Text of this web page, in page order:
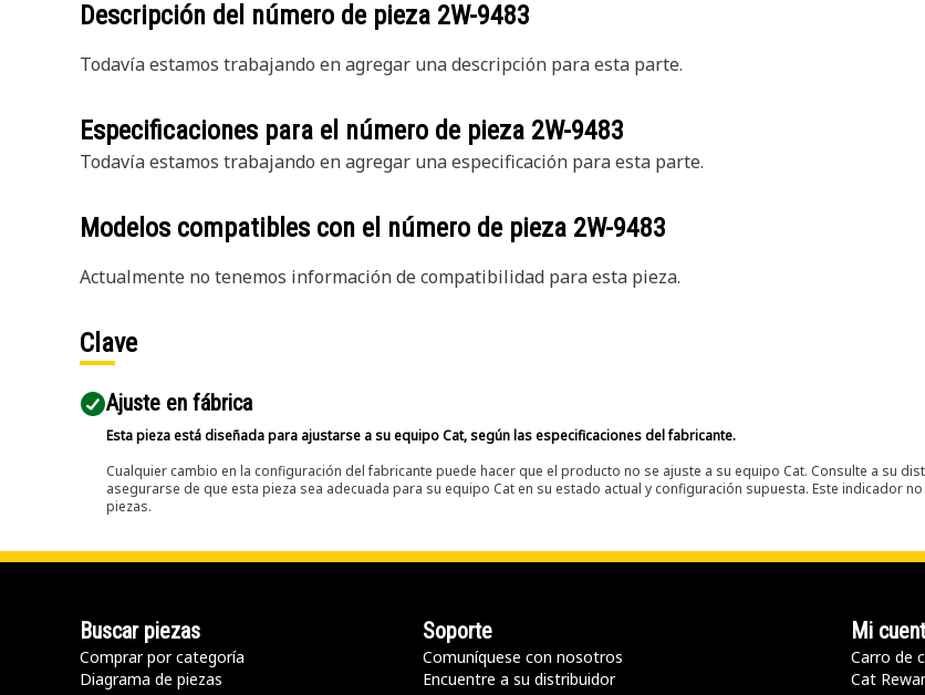
Descripción del número de pieza 2W-9483
Todavía estamos trabajando en agregar una descripción para esta parte.
Especificaciones para el número de pieza 2W-9483
Todavía estamos trabajando en agregar una especificación para esta parte.
Modelos compatibles con el número de pieza 2W-9483
Actualmente no tenemos información de compatibilidad para esta pieza.
Clave
Ajuste en fábrica
Esta pieza está diseñada para ajustarse a su equipo Cat, según las especificaciones del fabricante.
Cualquier cambio en la configuración del fabricante puede hacer que el producto no se ajuste a su equipo Cat. Consulte a su
asegurarse de que esta pieza sea adecuada para su equipo Cat en su estado actual y configuración supuesta. Este indicador
piezas.
Buscar piezas
Comprar por categoría
Diagrama de piezas
Soporte
Comuníquese con nosotros
Encuentre a su distribuidor
Mi
Carro de
Cat